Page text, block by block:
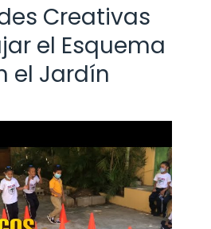
Creativas
el Esquema
el Jardín